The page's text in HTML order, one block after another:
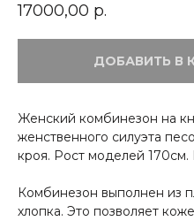
17000,00 р.
ДОБАВИТЬ В
Женский комбинезон на
женственного силуэта
кроя. Рост моделей 170см.
Комбинезон выполнен из
хлопка. Это позволяет